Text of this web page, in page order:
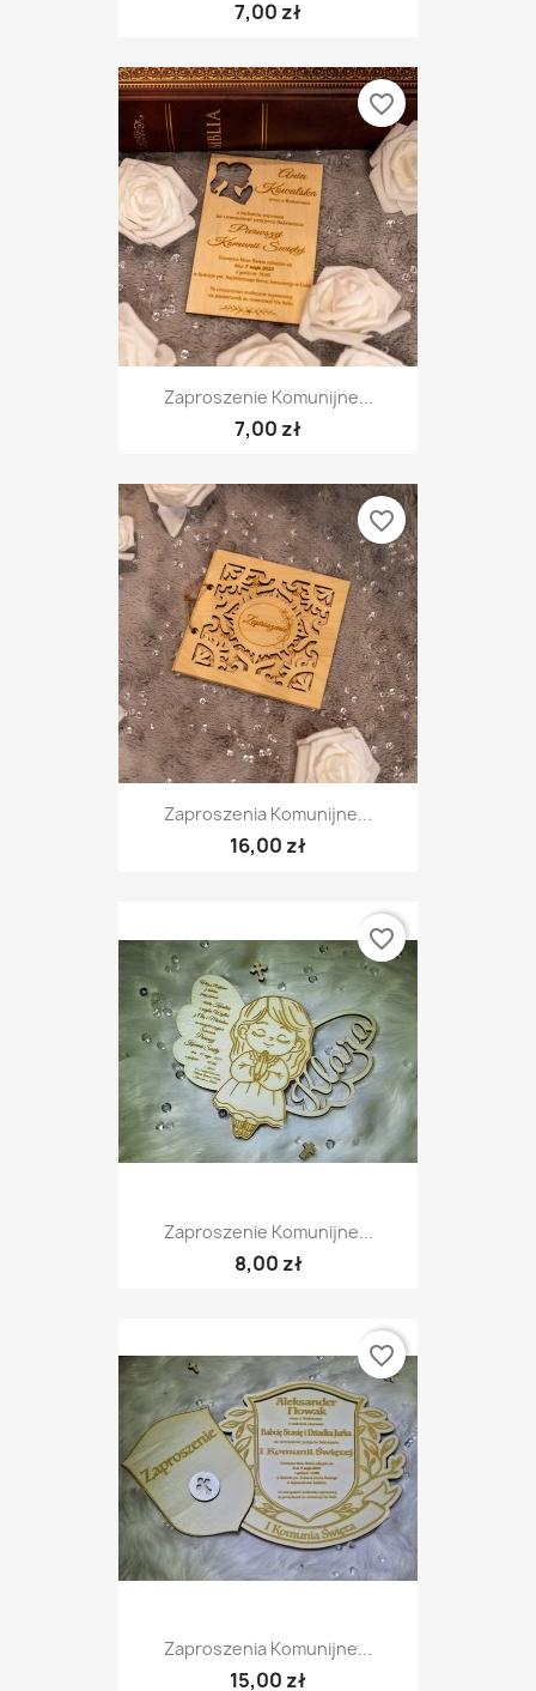
7,00 zł
Zaproszenie Komunijne...
7,00 zł
favorite_border
Zaproszenia Komunijne...
16,00 zł
favorite_border
Zaproszenie Komunijne...
8,00 zł
favorite_border
Zaproszenia Komunijne...
15,00 zł
favorite_border